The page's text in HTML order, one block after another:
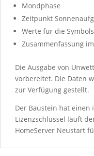
Mondphase
Zeitpunkt
Werte für die
Zusammenfassung
Die Ausgabe von
vorbereitet. Die Daten
zur Verfügung gestellt.
Der Baustein hat einen
Lizenzschlüssel läuft
HomeServer Neustart